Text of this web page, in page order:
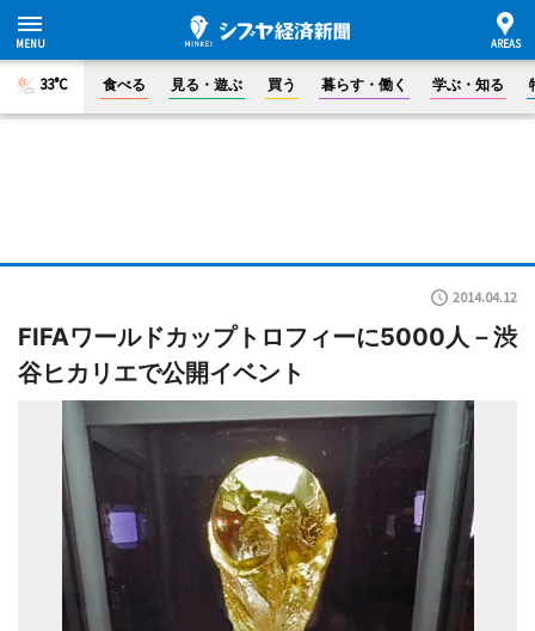
33°C 食べる 見る・遊ぶ 買う 暮らす・働く 学ぶ・知る
2014.04.12
FIFAワールドカップトロフィーに5000人－渋
谷ヒカリエで公開イベント